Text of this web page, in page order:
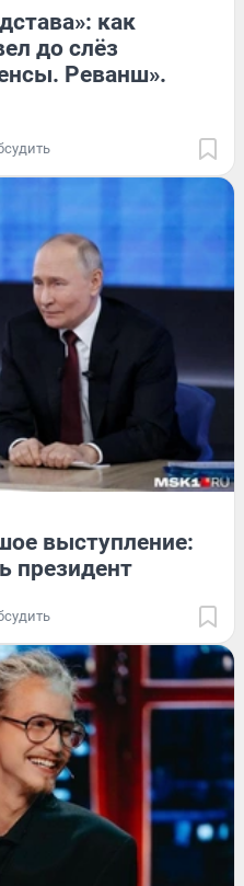
как
до слёз
Реванш».
выступление:
президент